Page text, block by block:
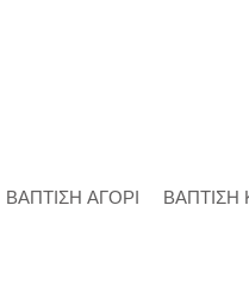
ΒΑΠΤΙΣΗ ΑΓΟΡΙ ΒΑΠΤΙΣΗ